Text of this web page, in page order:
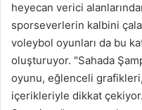
heyecan verici
sporseverlerin kalbini
voleybol oyunları da bu
oluşturuyor. "Sahada
oyunu, eğlenceli
içerikleriyle dikkat